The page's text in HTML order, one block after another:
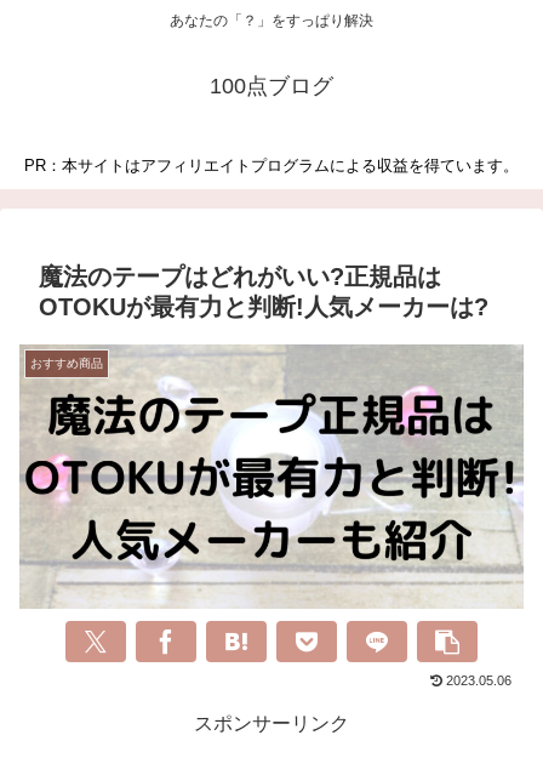
あなたの「？」をすっぱり解決
100点ブログ
PR：本サイトはアフィリエイトプログラムによる収益を得ています。
魔法のテープはどれがいい?正規品は
OTOKUが最有力と判断!人気メーカーは?
おすすめ商品
2023.05.06
スポンサーリンク